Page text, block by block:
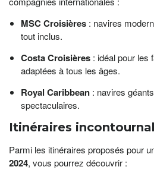
MSC Croisières : navires
tout inclus.
Costa Croisières : idéal pour les
adaptées à tous les âges.
Royal Caribbean : navires
spectaculaires.
Itinéraires
Parmi les itinéraires proposés pour
2024, vous pourrez découvrir :